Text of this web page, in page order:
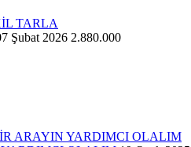
Şubat 2026 2.880.000